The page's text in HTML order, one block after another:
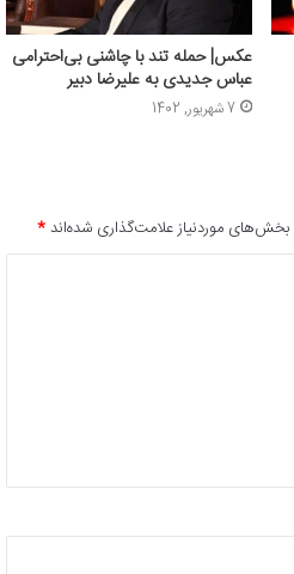
عکس| حمله تند با چاشنی بی‌احترامی
عباس جدیدی به علیرضا دبیر
7 شهریور, 1402
بخش‌های موردنیاز علامت‌گذاری شده‌اند*